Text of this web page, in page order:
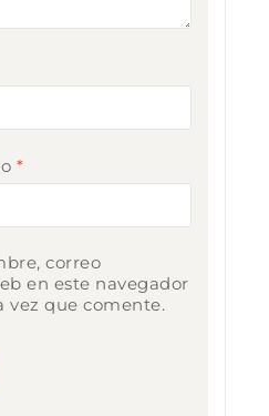
*
correo
en este navegador
vez que comente.